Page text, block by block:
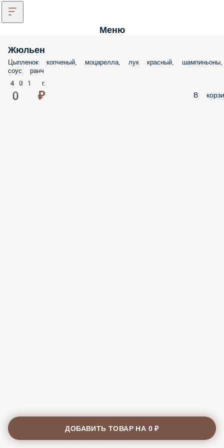
Меню
Жюльен
Цыпленок копченый, моцарелла, лук красный, шампиньоны,
соус ранч
401 г.
0 ₽ В
ДОБАВИТЬ ТОВАР НА 0 ₽